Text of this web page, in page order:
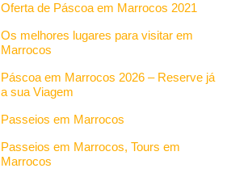
Oferta de Páscoa em Marrocos 2021
Os melhores lugares para visitar em
Marrocos
Páscoa em Marrocos 2026 – Reserve já
a sua Viagem
Passeios em Marrocos
Passeios em Marrocos, Tours em
Marrocos